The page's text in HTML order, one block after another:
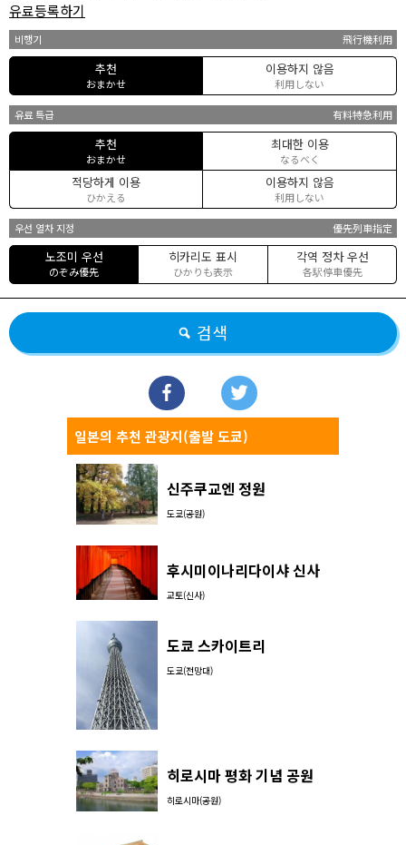
유료등록하기
비행기 飛行機利用
추천
おまかせ
이용하지 않음
利用しない
유료 특급 有料特急利用
추천
おまかせ
최대한 이용
なるべく
적당하게 이용
ひかえる
이용하지 않음
利用しない
우선 열차 지정 優先列車指定
노조미 우선
のぞみ優先
히카리도 표시
ひかりも表示
각역 정차 우선
各駅停車優先
검색
일본의 추천 관광지(출발 도쿄)
신주쿠교엔 정원
도쿄(공원)
후시미이나리다이샤 신사
교토(신사)
도쿄 스카이트리
도쿄(전망대)
히로시마 평화 기념 공원
히로시마(공원)